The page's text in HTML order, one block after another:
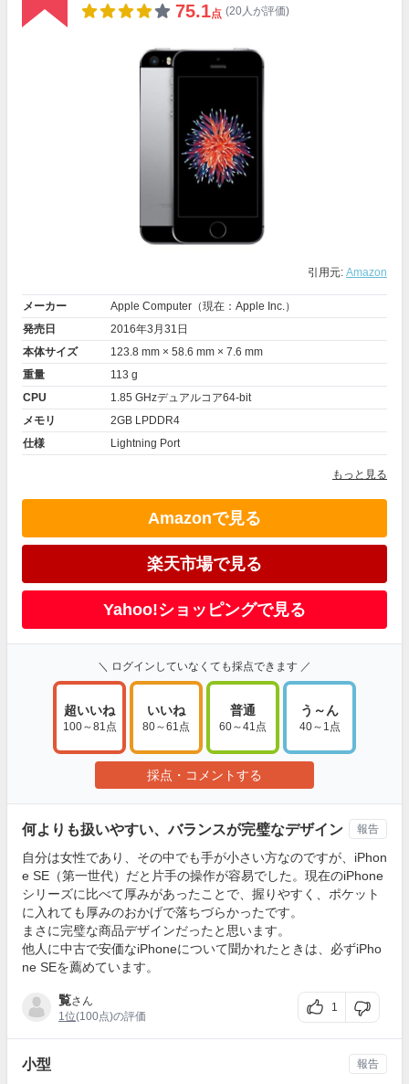
75.1点 (20人が評価)
引用元: Amazon
メーカー
Apple Computer（現在：Apple Inc.）
発売日
2016年3月31日
本体サイズ
123.8 mm × 58.6 mm × 7.6 mm
重量
113 g
CPU
1.85 GHzデュアルコア64-bit
メモリ
2GB LPDDR4
仕様
Lightning Port
もっと見る
Amazonで見る
楽天市場で見る
Yahoo!ショッピングで見る
＼ ログインしていなくても採点できます ／
超いいね
100～81点
いいね
80～61点
普通
60～41点
う～ん
40～1点
採点・コメントする
何よりも扱いやすい、バランスが完璧なデザイン
自分は女性であり、その中でも手が小さい方なのですが、iPhon
e SE（第一世代）だと片手の操作が容易でした。現在のiPhone
シリーズに比べて厚みがあったことで、握りやすく、ポケット
に入れても厚みのおかげで落ちづらかったです。
まさに完璧な商品デザインだったと思います。
他人に中古で安価なiPhoneについて聞かれたときは、必ずiPho
ne SEを薦めています。
覧さん
1位(100点)の評価
1
報告
小型 報告